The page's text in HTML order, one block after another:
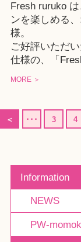
Fresh ruruko
ンを楽しめる
様。
ご好評いただ
仕様の、「
MORE ＞
＜ ･･･ 3 4
Information
NEWS
PW-